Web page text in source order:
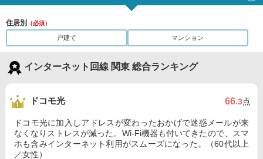
住居別 （必須）
戸建て マンション
インターネット回線 関東 総合ランキング
ドコモ光 66.3点
ドコモ光に加入しアドレスが変わったおかげで迷惑メールが来
なくなりストレスが減った。Wi-Fi機器も付いてきたので、スマ
ホも含みインターネット利用がスムーズになった。（60代以上
／女性）